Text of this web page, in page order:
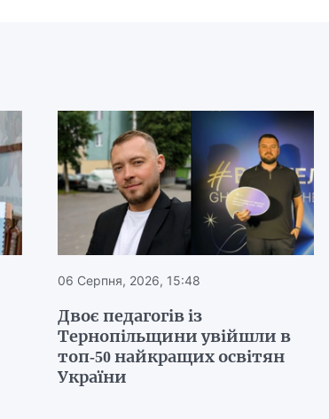
06 Серпня, 2026, 15:48
Двоє педагогів із
Тернопільщини увійшли в
топ-50 найкращих освітян
України